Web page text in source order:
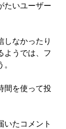
たいユーザー
しなかったり
ようでは、フ
間を使って投
いたコメント